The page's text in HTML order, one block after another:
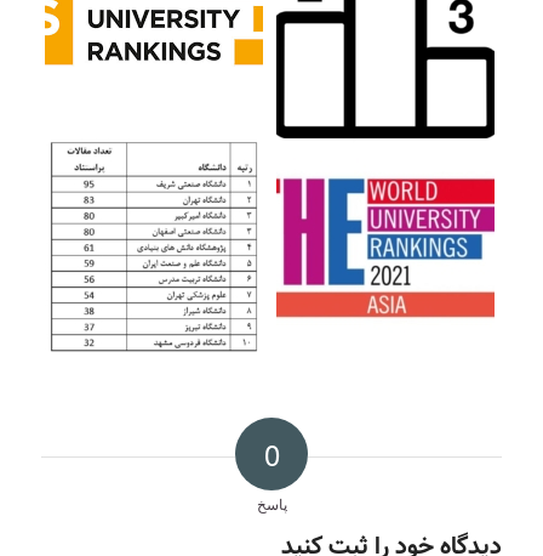
0
پاسخ
دیدگاه خود را ثبت کنید